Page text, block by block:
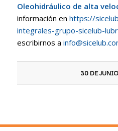
Oleohidráulico de alta
información en https://
integrales-grupo-sicelub-
escribirnos a
30 DE